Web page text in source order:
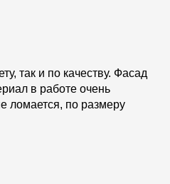
так и по качеству. Фасад
в работе очень
ломается, по размеру